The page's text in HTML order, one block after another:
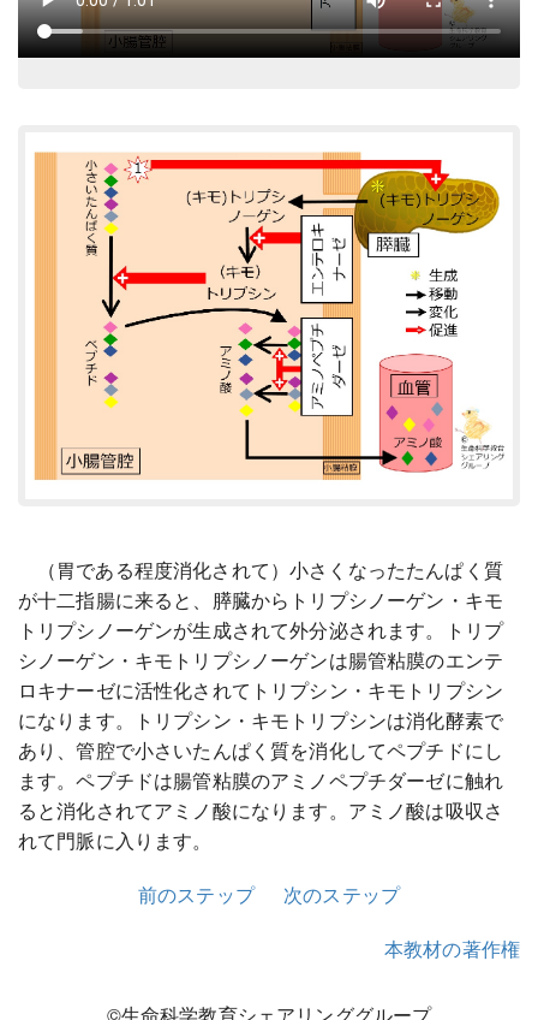
（胃である程度消化されて）小さくなったたんぱく質
が十二指腸に来ると、膵臓からトリプシノーゲン・キモ
トリプシノーゲンが生成されて外分泌されます。トリプ
シノーゲン・キモトリプシノーゲンは腸管粘膜のエンテ
ロキナーゼに活性化されてトリプシン・キモトリプシン
になります。トリプシン・キモトリプシンは消化酵素で
あり、管腔で小さいたんぱく質を消化してペプチドにし
ます。ペプチドは腸管粘膜のアミノペプチダーゼに触れ
ると消化されてアミノ酸になります。アミノ酸は吸収さ
れて門脈に入ります。
前のステップ
次のステップ
本教材の著作権
©生命科学教育シェアリンググループ